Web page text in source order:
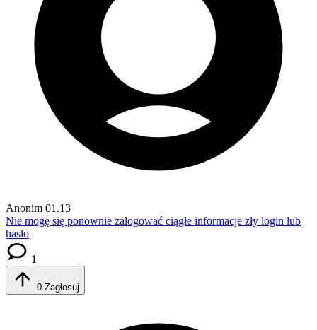
Anonim 01.13
Nie mogę się ponownie zalogować ciągłe informacje zły login lub
hasło
1
0 Zagłosuj